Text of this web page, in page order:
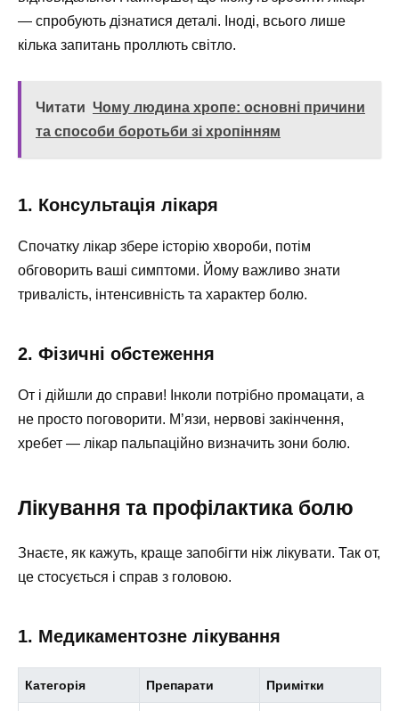
— спробують дізнатися деталі. Іноді, всього лише
кілька запитань проллють світло.
Читати Чому людина хропе: основні причини
та способи боротьби зі хропінням
1. Консультація лікаря
Спочатку лікар збере історію хвороби, потім
обговорить ваші симптоми. Йому важливо знати
тривалість, інтенсивність та характер болю.
2. Фізичні обстеження
От і дійшли до справи! Інколи потрібно промацати, а
не просто поговорити. М’язи, нервові закінчення,
хребет — лікар пальпаційно визначить зони болю.
Лікування та профілактика болю
Знаєте, як кажуть, краще запобігти ніж лікувати. Так от,
це стосується і справ з головою.
1. Медикаментозне лікування
Категорія Препарати Примітки